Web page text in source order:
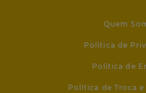
Quem
Política de
Política de
Política de Troca